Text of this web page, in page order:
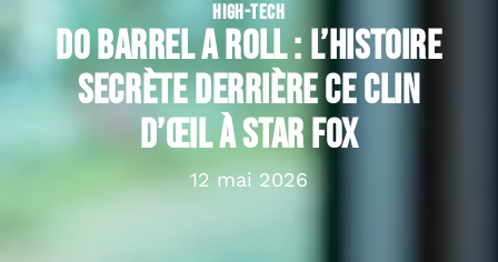
HIGH-TECH
Do Barrel a Roll : l’histoire
secrète derrière ce clin
d’œil à Star Fox
12 mai 2026